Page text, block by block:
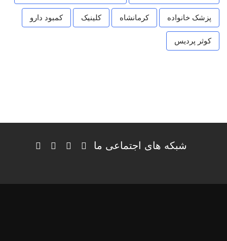
پزشک خانواده کرمانشاه کلینیک کمبود دارو
کوثر پردیس
شبکه های اجتماعی ما